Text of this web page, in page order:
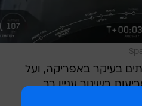
בעיקר באפריקה, ועל
בשיגור עניין רב.
צמיחה גבוה, אך עם